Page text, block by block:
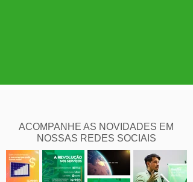
ACOMPANHE AS NOVIDADES EM
NOSSAS REDES SOCIAIS